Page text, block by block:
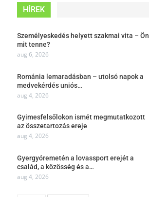
HÍREK
Személyeskedés helyett szakmai vita – Ön
mit tenne?
aug 6, 2026
Románia lemaradásban – utolsó napok a
medvekérdés uniós…
aug 4, 2026
Gyimesfelsőlokon ismét megmutatkozott
az összetartozás ereje
aug 4, 2026
Gyergyóremetén a lovassport erejét a
család, a közösség és a…
aug 4, 2026